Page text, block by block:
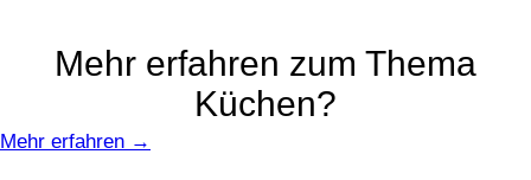
Mehr erfahren zum Thema
Küchen?
Mehr erfahren →